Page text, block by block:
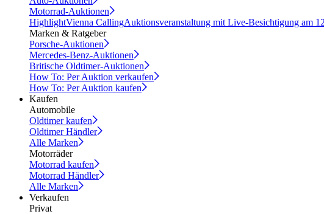
Motorrad-Auktionen
HighlightVienna CallingAuktionsveranstaltung mit Live-Besichtigung am
Marken & Ratgeber
Porsche-Auktionen
Mercedes-Benz-Auktionen
Britische Oldtimer-Auktionen
How To: Per Auktion verkaufen
How To: Per Auktion kaufen
Kaufen
Automobile
Oldtimer kaufen
Oldtimer Händler
Alle Marken
Motorräder
Motorrad kaufen
Motorrad Händler
Alle Marken
Verkaufen
Privat